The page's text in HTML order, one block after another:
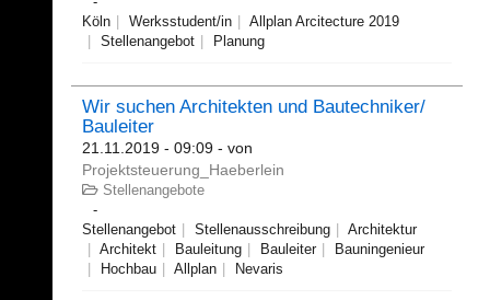
Köln Werksstudent/in
Allplan Arcitecture 2019
Stellenangebot
Planung
Wir suchen Architekten und Bautechniker/
Bauleiter
21.11.2019 - 09:09 - von
Projektsteuerung_Haeberlein
Stellenangebote
Stellenangebot Stellenausschreibung
Architektur
Architekt
Bauleitung Bauleiter
Bauningenieur
Hochbau
Allplan Nevaris